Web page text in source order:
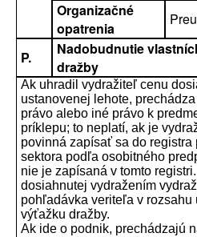
Organizačné
opatrenia
P.
Nadobudnutie
dražby
Ak uhradil vydražiteľ cenu
ustanovenej lehote,
právo alebo iné právo k
príklepu; to neplatí, ak je
povinná zapísať sa do registra
sektora podľa osobitného
nie je zapísaná v tomto
dosiahnutej vydražením
pohľadávka veriteľa v
výťažku dražby.
Ak ide o podnik, prechádzajú